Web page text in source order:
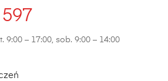
9:00 – 17:00, sob. 9:00 – 14:00